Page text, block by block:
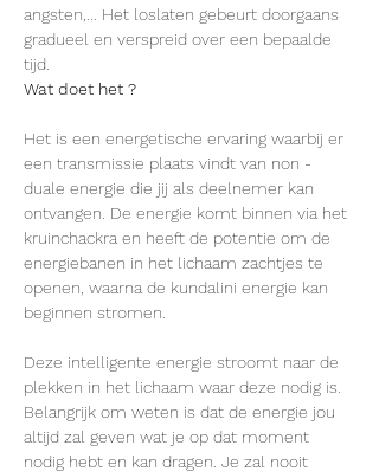
angsten,... Het loslaten gebeurt doorgaans
gradueel en verspreid over een bepaalde
tijd.
Wat doet het ?
Het is een energetische ervaring waarbij er
een transmissie plaats vindt van non -
duale energie die jij als deelnemer kan
ontvangen. De energie komt binnen via het
kruinchackra en heeft de potentie om de
energiebanen in het lichaam zachtjes te
openen, waarna de kundalini energie kan
beginnen stromen.
Deze intelligente energie stroomt naar de
plekken in het lichaam waar deze nodig is.
Belangrijk om weten is dat de energie jou
altijd zal geven wat je op dat moment
nodig hebt en kan dragen. Je zal nooit